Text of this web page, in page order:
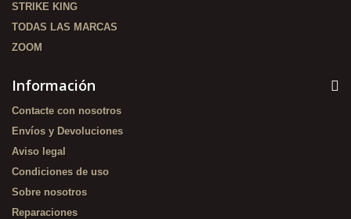
STRIKE KING
TODAS LAS MARCAS
ZOOM
Información
Contacte con nosotros
Envíos y Devoluciones
Aviso legal
Condiciones de uso
Sobre nosotros
Reparaciones